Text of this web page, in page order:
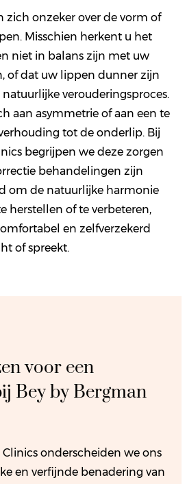
zich onzeker over de vorm of
Misschien herkent u het
niet in balans zijn met uw
of dat uw lippen dunner zijn
verouderingsproces.
aan asymmetrie of aan een te
tot de onderlip. Bij
begrijpen we deze zorgen
behandelingen zijn
om de natuurlijke harmonie
herstellen of te verbeteren,
en zelfverzekerd
of spreekt.
voor een
Bey by Bergman
Clinics onderscheiden we ons
en verfijnde benadering van